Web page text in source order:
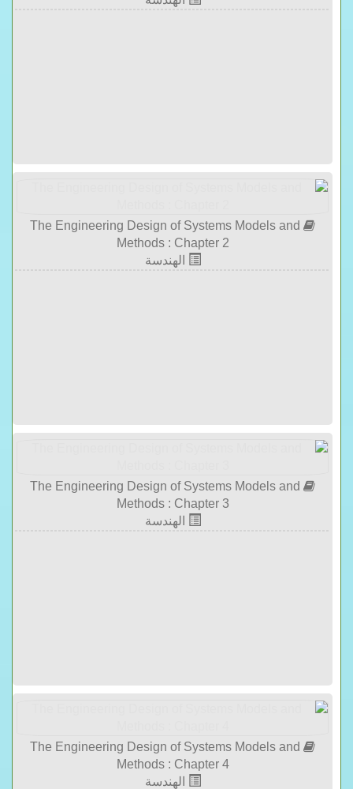
The Engineering Design of Systems Models and
Methods : Chapter 2
الهندسة
The Engineering Design of Systems Models and
Methods : Chapter 3
الهندسة
The Engineering Design of Systems Models and
Methods : Chapter 4
الهندسة